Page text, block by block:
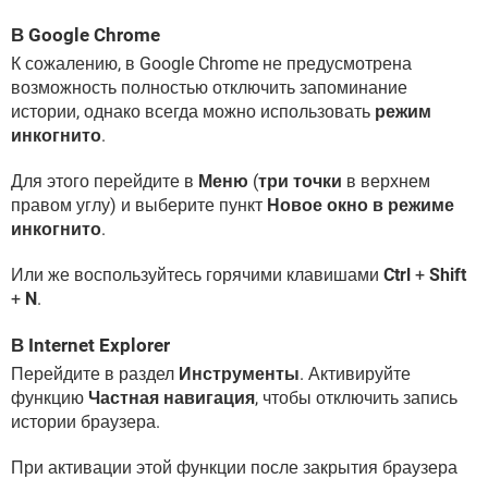
В Google Chrome
К сожалению, в Google Chrome не предусмотрена
возможность полностью отключить запоминание
истории, однако всегда можно использовать режим
инкогнито.
Для этого перейдите в Меню (три точки в верхнем
правом углу) и выберите пункт Новое окно в режиме
инкогнито.
Или же воспользуйтесь горячими клавишами Ctrl + Shift
+ N.
В Internet Explorer
Перейдите в раздел Инструменты. Активируйте
функцию Частная навигация, чтобы отключить запись
истории браузера.
При активации этой функции после закрытия браузера